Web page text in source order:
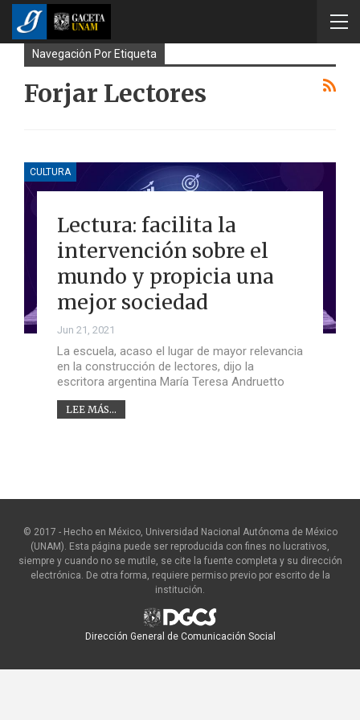
Navegación Por Etiqueta
Forjar Lectores
CULTURA
Lectura: facilita la
intervención sobre el
mundo y propicia una
mejor sociedad
Jun 21, 2021
La escuela, acaso el lugar de mayor relevancia
en la construcción de lectores, dijo la
escritora argentina María Teresa Andruetto
LEE MÁS...
© 2017 - Hecho en México, Universidad Nacional Autónoma de México
(UNAM). Esta página puede ser reproducida con fines no lucrativos,
siempre y cuando no se mutile, se cite la fuente completa y su dirección
electrónica. De otra forma, requiere permiso previo por escrito de la
institución.
Dirección General de Comunicación Social